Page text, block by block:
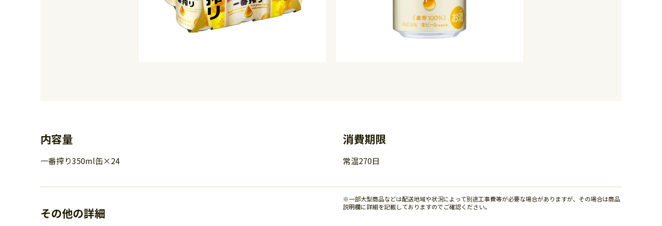
内容量
一番搾り350ml缶×24
消費期限
常温270日
その他の詳細
※一部大型商品などは配送地域や状況によって別途工事費等が必要な場合がありますが、その場合は商品
説明欄に詳細を記載しておりますのでご確認ください。